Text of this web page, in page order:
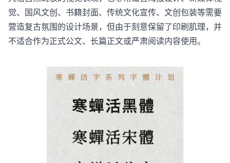
觉、国风文创、书籍封面、传统文化宣传、文创包装等需要
营造复古氛围的设计场景，但由于刻意保留了印刷肌理，并
不适合作为正式公文、长篇正文或严肃阅读内容使用。